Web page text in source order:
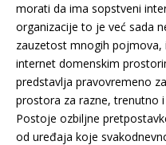
morati da ima sopstveni
organizacije to je već sada
zauzetost mnogih
internet domenskim
predstavlja pravovremeno
prostora za razne, trenutno
Postoje ozbiljne
od uređaja koje